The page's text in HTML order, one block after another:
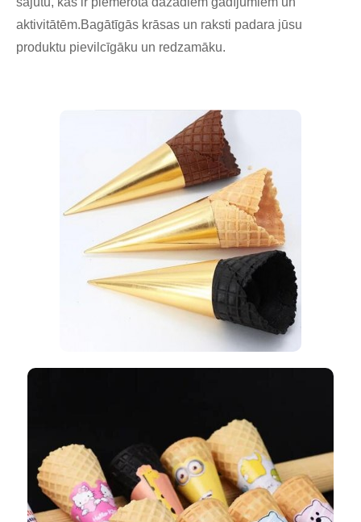
aktivitātēm.Bagātīgās krāsas un raksti padara jūsu
produktu pievilcīgāku un redzamāku.